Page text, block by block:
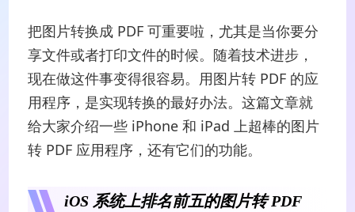
把图片转换成 PDF 可重要啦，尤其是当你要分
享文件或者打印文件的时候。随着技术进步，
现在做这件事变得很容易。用图片转 PDF 的应
用程序，是实现转换的最好办法。这篇文章就
给大家介绍一些 iPhone 和 iPad 上超棒的图片
转 PDF 应用程序，还有它们的功能。
iOS 系统上排名前五的图片转 PDF